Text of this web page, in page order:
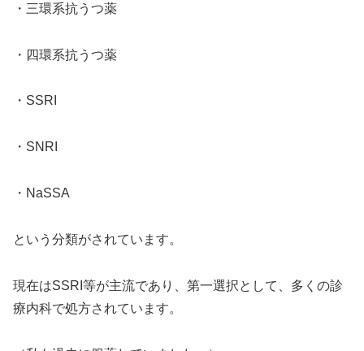
・三環系抗うつ薬
・四環系抗うつ薬
・SSRI
・SNRI
・NaSSA
という分類がされています。
現在はSSRI等が主流であり、第一選択として、多くの診
療内科で処方されています。